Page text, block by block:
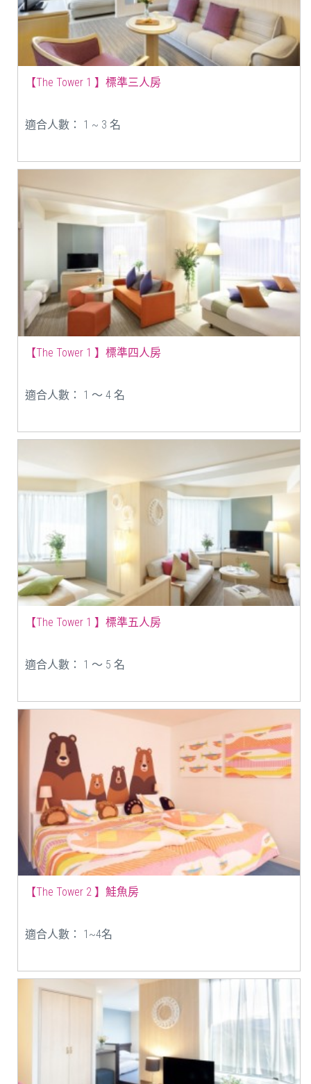
【The Tower 1 】標準三人房
適合人數： 1 ~ 3 名
【The Tower 1 】標準四人房
適合人數： 1 ～ 4 名
【The Tower 1 】標準五人房
適合人數： 1 ～ 5 名
【The Tower 2 】鮭魚房
適合人數： 1~4名